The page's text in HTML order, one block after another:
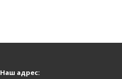
Наш адрес: